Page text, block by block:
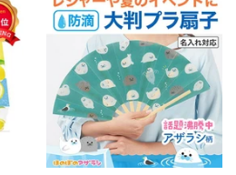
格